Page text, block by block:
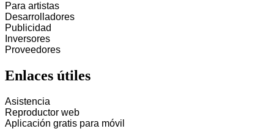
Para artistas
Desarrolladores
Publicidad
Inversores
Proveedores
Enlaces útiles
Asistencia
Reproductor web
Aplicación gratis para móvil